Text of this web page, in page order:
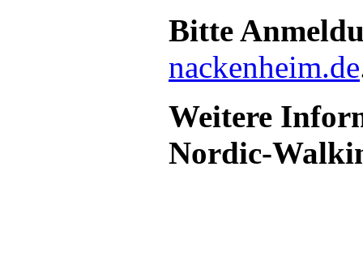
Bitte
nackenheim.de
Weitere
Nordic-